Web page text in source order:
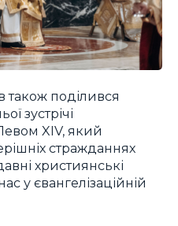
також поділився
зустрічі
XIV, який
стражданнях
християнські
у євангелізаційній